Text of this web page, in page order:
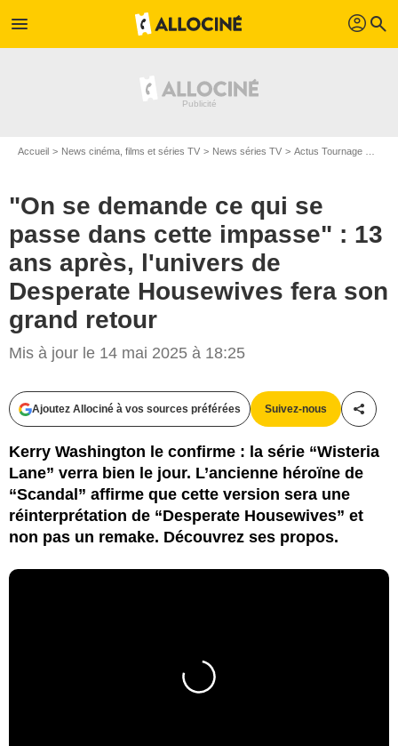
menu profil search
Accueil News cinéma, films et séries TV News séries TV Actus Tournage Séries TV
"On se demande ce qui se
passe dans cette impasse" : 13
ans après, l'univers de
Desperate Housewives fera son
grand retour
Mis à jour le 14 mai 2025 à 18:25
Ajoutez Allociné à vos sources préférées Suivez-nous
Kerry Washington le confirme : la série “Wisteria
Lane” verra bien le jour. L’ancienne héroïne de
“Scandal” affirme que cette version sera une
réinterprétation de “Desperate Housewives” et
non pas un remake. Découvrez ses propos.